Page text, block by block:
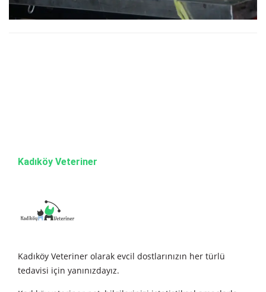
Kadıköy Veteriner
Kadıköy Veteriner olarak evcil dostlarınızın her türlü
tedavisi için yanınızdayız.